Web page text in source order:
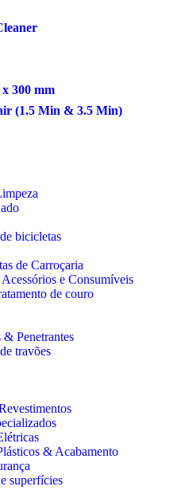
300 mm
(1.5 Min & 3.5 Min)
bicicletas
de Carroçaria
Acessórios e Consumíveis
de couro
Penetrantes
travões
& Acabamento
superfícies